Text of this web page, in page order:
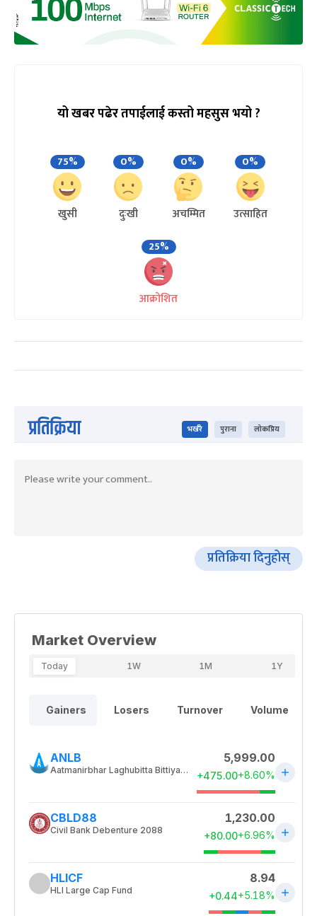
यो खबर पढेर तपाईलाई कस्तो महसुस भयो ?
75%
खुसी
0%
दुःखी
0%
अचम्मित
0%
उत्साहित
25%
आक्रोशित
प्रतिक्रिया भर्खरै पुराना लोकप्रिय
प्रतिक्रिया दिनुहोस्